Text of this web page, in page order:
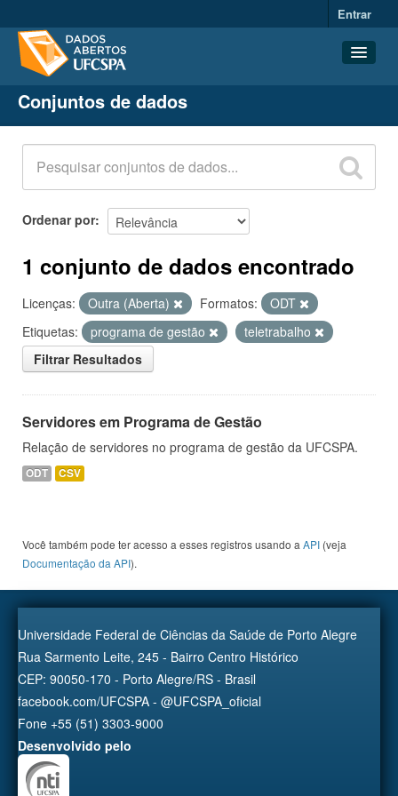
Entrar
Conjuntos de dados
Organizações
Grupos
Sobre
Conjuntos de dados
Ordenar por
1 conjunto de dados encontrado
Licenças: Outra (Aberta) Formatos:
ODT
Etiquetas:
programa de gestão
teletrabalho
Filtrar Resultados
Servidores em Programa de Gestão
Relação de servidores no programa de gestão da UFCSPA.
ODT CSV
Você também pode ter acesso a esses registros usando a API (veja
Documentação da API).
Universidade Federal de Ciências da Saúde de Porto Alegre
Rua Sarmento Leite, 245 - Bairro Centro Histórico
CEP: 90050-170 - Porto Alegre/RS - Brasil
facebook.com/UFCSPA - @UFCSPA_oficial
Fone +55 (51) 3303-9000
Desenvolvido pelo